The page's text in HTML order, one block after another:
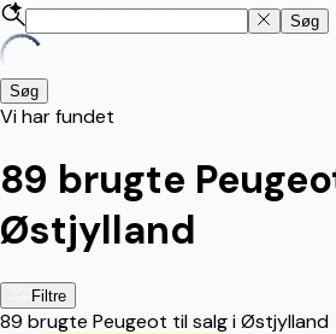
Søg
Søg
Vi har fundet
89 brugte
Østjylland
Filtre
89 brugte Peugeot til salg i Østjylland